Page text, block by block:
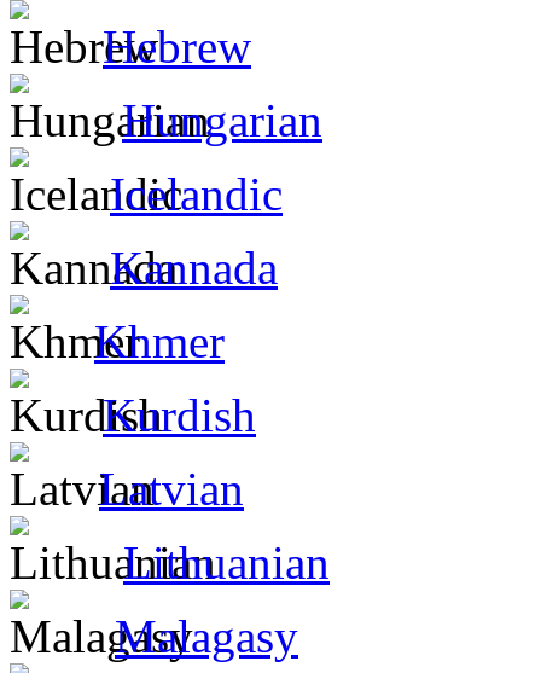
Hebrew
Hungarian
Icelandic
Kannada
Khmer
Kurdish
Latvian
Lithuanian
Malagasy